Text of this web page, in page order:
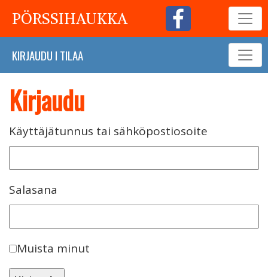
PÖRSSIHAUKKA
KIRJAUDU I TILAA
Kirjaudu
Käyttäjätunnus tai sähköpostiosoite
Salasana
Muista minut